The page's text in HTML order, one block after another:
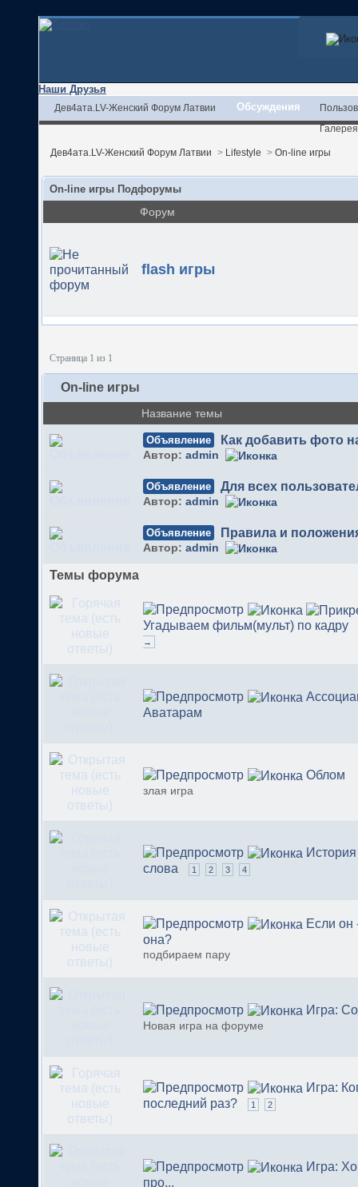
Наши Друзья
Дев4ата.LV-Женский Форум Латвии Обсуждения
Галерея
Дев4ата.LV-Женский Форум Латвии > Lifestyle > On-line игры
On-line игры Подфорумы
Форум
flash игры
Страница 1 из 1
On-line игры
Название темы
Объявление Как добавить фото
Автор: admin
Объявление Для всех
Автор: admin
Объявление Правила и
Автор: admin
Темы форума
Угадываем фильм(мульт) по кадру
→
Аватарам
Облом
злая игра
слова
1 2 3 4
Если он
она?
подбираем пару
Игра:
Новая игра на форуме
Игра:
последний раз?
1 2
Игра:
про...